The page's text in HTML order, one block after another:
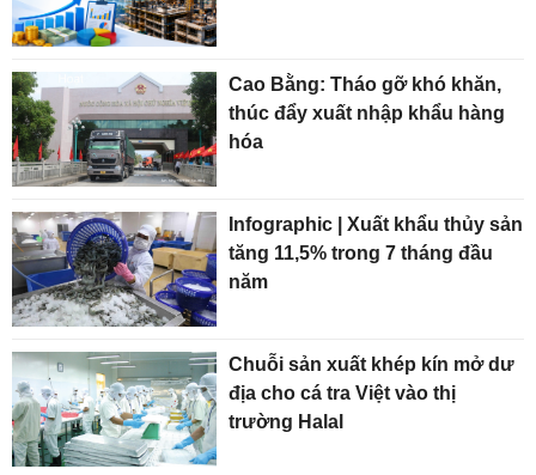
Cao Bằng: Tháo gỡ khó khăn,
thúc đẩy xuất nhập khẩu hàng
hóa
Infographic | Xuất khẩu thủy sản
tăng 11,5% trong 7 tháng đầu
năm
Chuỗi sản xuất khép kín mở dư
địa cho cá tra Việt vào thị
trường Halal